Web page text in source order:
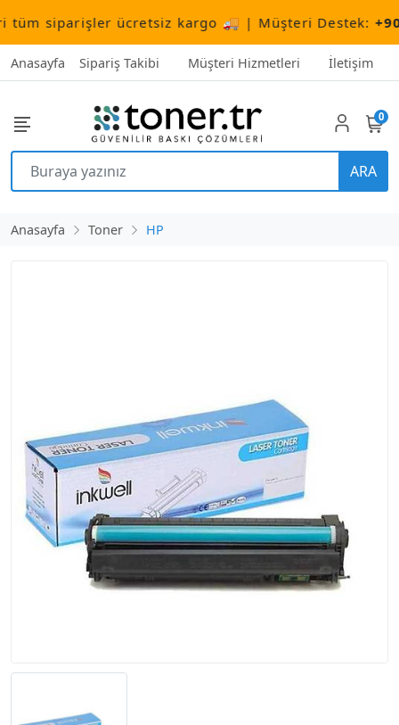
siparişler ücretsiz kargo 🚚 | Müşteri Destek:+90
Anasayfa Sipariş Takibi Müşteri Hizmetleri İletişim
ARA
0
Anasayfa Toner HP